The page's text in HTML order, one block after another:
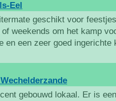
Eel
geschikt voor
weekends om het kamp
en een zeer goed ingerichte
gebouwd lokaal. Er is